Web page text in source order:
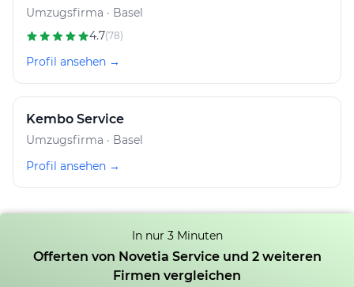
Umzugsfirma · Basel
4.7(78)
Profil ansehen →
Kembo Service
Umzugsfirma · Basel
Profil ansehen →
In nur 3 Minuten
Offerten von Novetia Service und 2 weiteren
Firmen vergleichen